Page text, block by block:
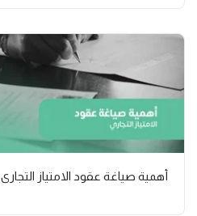
أهمية صياغة عقود الامتياز التجاري